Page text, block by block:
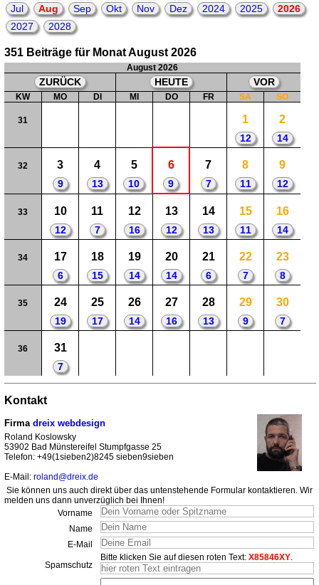
Jul
Aug Sep Okt Nov Dez 2024 2025
2026
2027
2028
351 Beiträge für Monat August 2026
August 2026
ZURÜCK HEUTE VOR
KW MO DI MI DO FR SA SO
31 1
12
2
14
32 3
9
4
13
5
10
6
9
7
7
8
11
9
12
33 10
12
11
7
12
16
13
12
14
13
15
11
16
14
34 17
6
18
15
19
14
20
14
21
6
22
7
23
8
35 24
19
25
17
26
14
27
16
28
13
29
9
30
7
36 31
7
Kontakt
Firma dreix webdesign
Roland Koslowsky
53902 Bad Münstereifel Stumpfgasse 25
Telefon: +49(1sieben2)8245 sieben9sieben
E-Mail: roland@dreix.de
Sie können uns auch direkt über das untenstehende Formular kontaktieren. Wir
melden uns dann unverzüglich bei Ihnen!
Vorname
Name
E-Mail
Spamschutz
Bitte klicken Sie auf diesen roten Text: X85846XY.